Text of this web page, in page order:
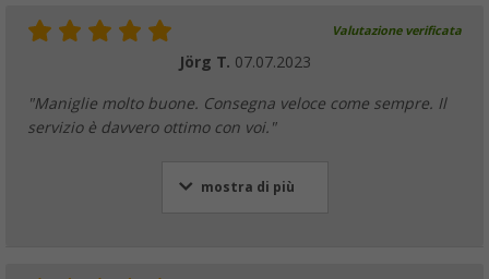
Valutazione verificata
Jörg T. 07.07.2023
"Maniglie molto buone. Consegna veloce come sempre. Il
servizio è davvero ottimo con voi."
mostra di più